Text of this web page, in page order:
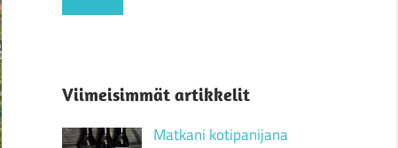
Viimeisimmät artikkelit
Matkani kotipanijana